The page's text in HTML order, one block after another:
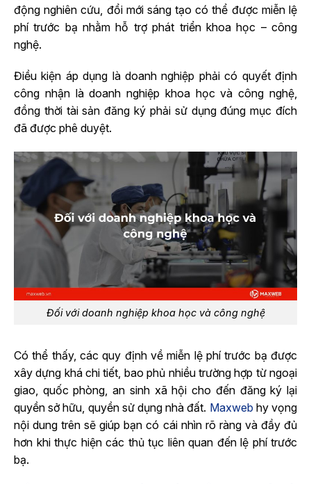
động nghiên cứu, đổi mới sáng tạo có thể được miễn lệ
phí trước bạ nhằm hỗ trợ phát triển khoa học – công
nghệ.
Điều kiện áp dụng là doanh nghiệp phải có quyết định
công nhận là doanh nghiệp khoa học và công nghệ,
đồng thời tài sản đăng ký phải sử dụng đúng mục đích
đã được phê duyệt.
Đối với doanh nghiệp khoa học và công nghệ
Có thể thấy, các quy định về miễn lệ phí trước bạ được
xây dựng khá chi tiết, bao phủ nhiều trường hợp từ ngoại
giao, quốc phòng, an sinh xã hội cho đến đăng ký lại
quyền sở hữu, quyền sử dụng nhà đất. Maxweb hy vọng
nội dung trên sẽ giúp bạn có cái nhìn rõ ràng và đầy đủ
hơn khi thực hiện các thủ tục liên quan đến lệ phí trước
bạ.